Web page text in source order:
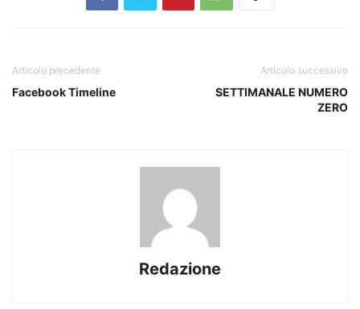
Articolo precedente
Facebook Timeline
Articolo successivo
SETTIMANALE NUMERO
ZERO
Redazione